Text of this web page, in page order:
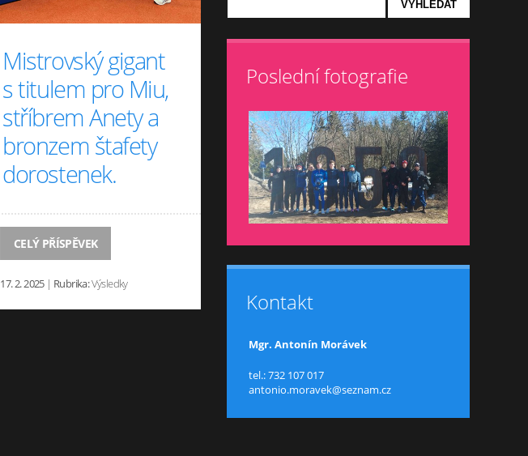
Mistrovský gigant
s titulem pro Miu,
stříbrem Anety a
bronzem štafety
dorostenek.
CELÝ PŘÍSPĚVEK
17. 2. 2025 | Rubrika:Výsledky
Poslední fotografie
Kontakt
Mgr. Antonín Morávek
tel.: 732 107 017
antonio.moravek@seznam.cz